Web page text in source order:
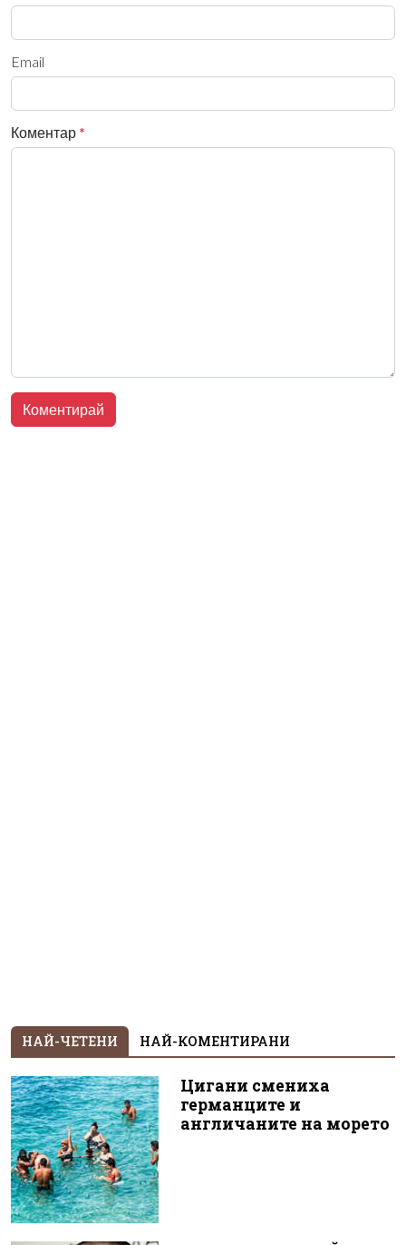
Email
Коментар *
НАЙ-ЧЕТЕНИ НАЙ-КОМЕНТИРАНИ
Цигани смениха
германците и
англичаните на морето